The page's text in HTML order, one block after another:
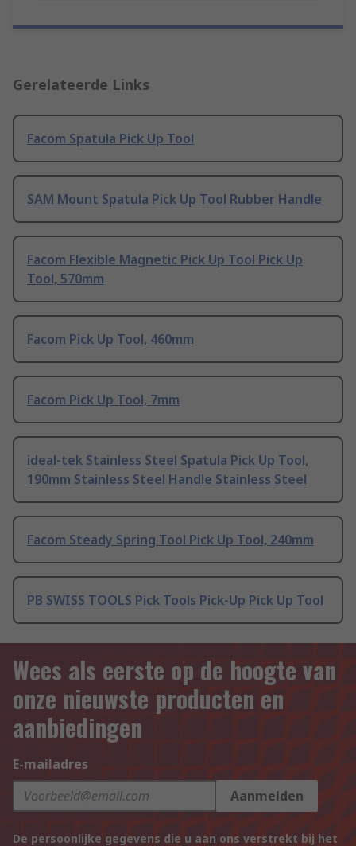
Gerelateerde Links
Facom Spatula Pick Up Tool
SAM Mount Spatula Pick Up Tool Rubber Handle
Facom Flexible Magnetic Pick Up Tool Pick Up
Tool, 570mm
Facom Pick Up Tool, 460mm
Facom Pick Up Tool, 7mm
ideal-tek Stainless Steel Spatula Pick Up Tool,
190mm Stainless Steel Handle Stainless Steel
Facom Steady Spring Tool Pick Up Tool, 240mm
PB SWISS TOOLS Pick Tools Pick-Up Pick Up Tool
Wees als eerste op de hoogte van
onze nieuwste producten en
aanbiedingen
E-mailadres
Aanmelden
De persoonlijke gegevens die u aan ons verstrekt bij het